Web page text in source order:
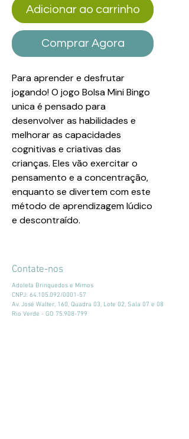
Adicionar ao carrinho
Comprar Agora
Para aprender e desfrutar
jogando! O jogo Bolsa Mini Bingo
unica é pensado para
desenvolver as habilidades e
melhorar as capacidades
cognitivas e criativas das
crianças. Eles vão exercitar o
pensamento e a concentração,
enquanto se divertem com este
método de aprendizagem lúdico
e descontraído.
Contate-nos
Adoleta Brinquedos e Mimos
CNPJ: 64.105.092/0001-57
Av. José Walter, 160, Quadra 03, Lote 02, Sala 07 e 08
Rio Verde - GO 75.908-799